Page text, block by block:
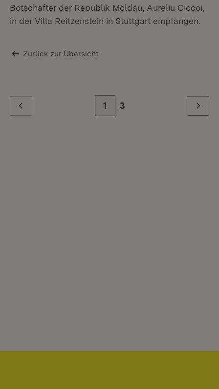
Botschafter der Republik Moldau, Aureliu Ciocoi,
in der Villa Reitzenstein in Stuttgart empfangen.
Zurück zur Übersicht
Zur Seite
1 Zur letzten Seite
3 Weiter